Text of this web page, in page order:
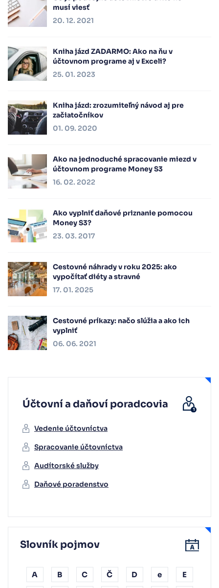
musí viesť
20. 12. 2021
Kniha jázd ZADARMO: Ako na ňu v
účtovnom programe aj v Exceli?
25. 01. 2023
Kniha jázd: zrozumiteľný návod aj pre
začiatočníkov
01. 09. 2020
Ako na jednoduché spracovanie miezd v
účtovnom programe Money S3
16. 02. 2022
Ako vyplniť daňové priznanie pomocou
Money S3?
23. 03. 2017
Cestovné náhrady v roku 2025: ako
vypočítať diéty a stravné
17. 01. 2025
Cestovné príkazy: načo slúžia a ako ich
vyplniť
06. 06. 2021
Účtovní a daňoví poradcovia
Vedenie účtovníctva
Spracovanie účtovníctva
Audítorské služby
Daňové poradenstvo
Slovník pojmov
A B C Č D e E